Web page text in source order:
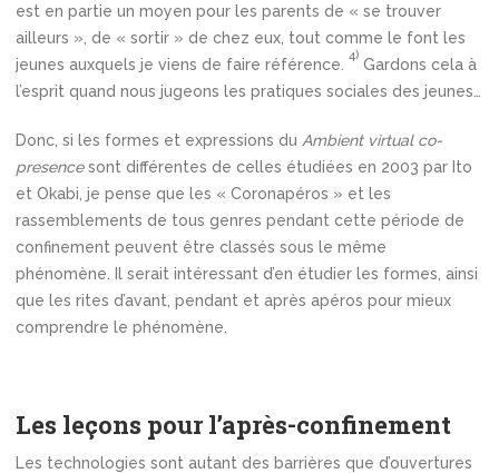
est en partie un moyen pour les parents de « se trouver
ailleurs », de « sortir » de chez eux, tout comme le font les
jeunes auxquels je viens de faire référence.
4)
Gardons cela à
l’esprit quand nous jugeons les pratiques sociales des jeunes…
Donc, si les formes et expressions du Ambient virtual co-
presencesont différentes de celles étudiées en 2003 par Ito
et Okabi, je pense que les « Coronapéros » et les
rassemblements de tous genres pendant cette période de
confinement peuvent être classés sous le même
phénomène. Il serait intéressant d’en étudier les formes, ainsi
que les rites d’avant, pendant et après apéros pour mieux
comprendre le phénomène.
Les leçons pour l’après-confinement
Les technologies sont autant des barrières que d’ouvertures